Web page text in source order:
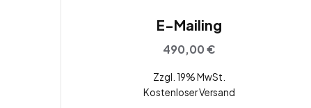
E-Mailing
490,00€
Zzgl. 19% MwSt.
Kostenloser Versand